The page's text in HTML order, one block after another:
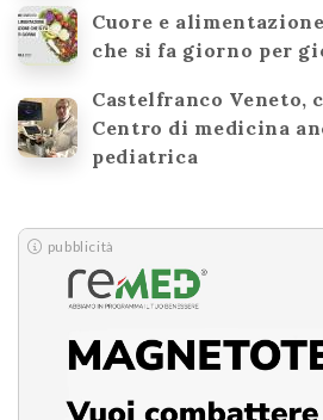
Cuore e
che si fa giorno per
Castelfranco Veneto,
Centro di medicina
pediatrica
pubblicità